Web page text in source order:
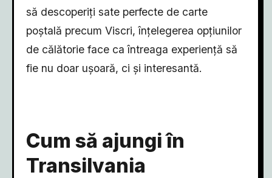
să descoperiți sate perfecte de carte
poștală precum Viscri, înțelegerea opțiunilor
de călătorie face ca întreaga experiență să
fie nu doar ușoară, ci și interesantă.
Cum să ajungi în
Transilvania